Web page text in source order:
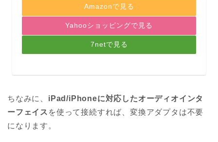
Amazonで見る
Yahooショッピングで見る
7netで見る
ちなみに、 iPad/iPhoneに対応したオーディオインタ
ーフェイス を使って接続すれば、変換アダプタは不要
になります。